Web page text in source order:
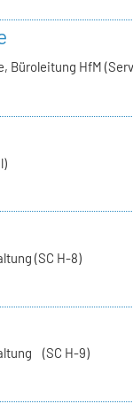
Büroleitung HfM
(SC H-8)
(SC H-9)